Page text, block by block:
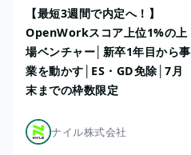
【最短3週間で内定へ！】
OpenWorkスコア上位1%の上
場ベンチャー│新卒1年目から事
業を動かす│ES・GD免除│7月
末までの枠数限定
ナイル株式会社